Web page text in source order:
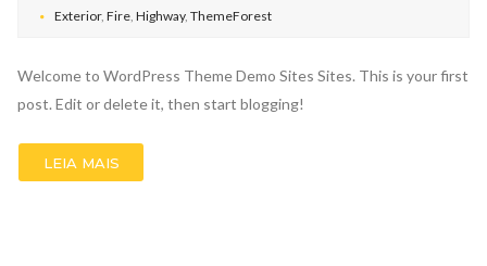
Exterior, Fire, Highway, ThemeForest
Welcome to WordPress Theme Demo Sites Sites. This is your first
post. Edit or delete it, then start blogging!
LEIA MAIS